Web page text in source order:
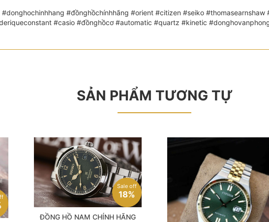
#đồnghồchínhhãng #orient #citizen #seiko
#casio #đồnghồcơ #automatic #quartz #kinetic
SẢN PHẨM TƯƠNG TỰ
Sale off
18%
ĐỒNG HỒ NAM CHÍNH HÃNG